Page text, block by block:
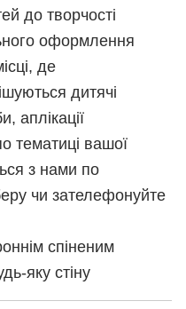
до творчості
оформлення
де
дитячі
аплікації
тематиці вашої
з нами по
чи зателефонуйте
спіненим
яку стіну